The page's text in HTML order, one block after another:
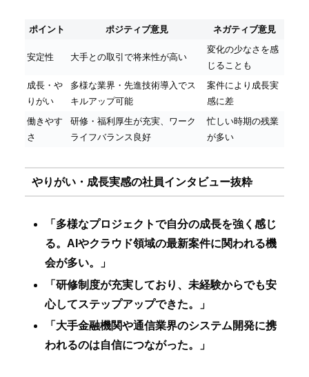
ポイント ポジティブ意見 ネガティブ意見
安定性 大手との取引で将来性が高い
変化の少なさを感
じることも
成長・や
りがい
多様な業界・先進技術導入でス
キルアップ可能
案件により成長実
感に差
働きやす
さ
研修・福利厚生が充実、ワーク
ライフバランス良好
忙しい時期の残業
が多い
やりがい・成長実感の社員インタビュー抜粋
「多様なプロジェクトで自分の成長を強く感じ
る。AIやクラウド領域の最新案件に関われる機
会が多い。」
「研修制度が充実しており、未経験からでも安
心してステップアップできた。」
「大手金融機関や通信業界のシステム開発に携
われるのは自信につながった。」